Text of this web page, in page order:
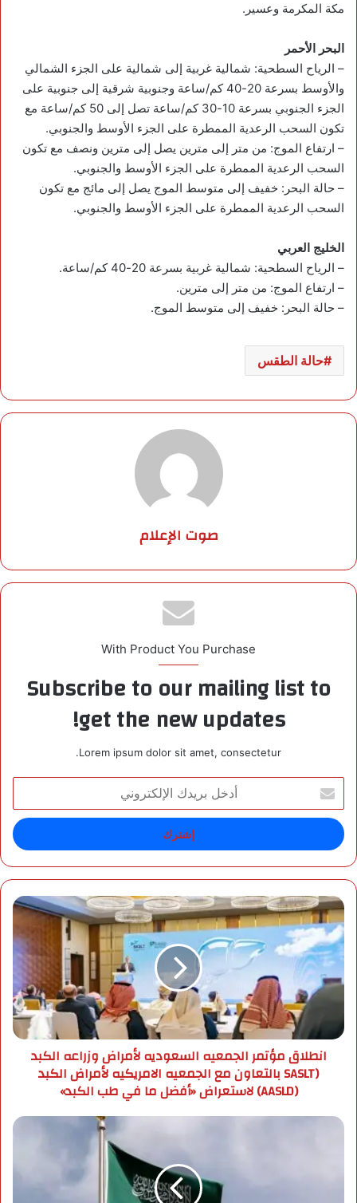
مكة المكرمة وعسير.
البحر الأحمر
– الرياح السطحية: شمالية غربية إلى شمالية على الجزء الشمالي
والأوسط بسرعة 20-40 كم/ساعة وجنوبية شرقية إلى جنوبية على
الجزء الجنوبي بسرعة 10-30 كم/ساعة تصل إلى 50 كم/ساعة مع
تكون السحب الرعدية الممطرة على الجزء الأوسط والجنوبي.
– ارتفاع الموج: من متر إلى مترين يصل إلى مترين ونصف مع تكون
السحب الرعدية الممطرة على الجزء الأوسط والجنوبي.
– حالة البحر: خفيف إلى متوسط الموج يصل إلى مائج مع تكون
السحب الرعدية الممطرة على الجزء الأوسط والجنوبي.
الخليج العربي
– الرياح السطحية: شمالية غربية بسرعة 20-40 كم/ساعة.
– ارتفاع الموج: من متر إلى مترين.
– حالة البحر: خفيف إلى متوسط الموج.
حالة الطقس
صوت الإعلام
With Product You Purchase
Subscribe to our mailing list to
get the new updates!
Lorem ipsum dolor sit amet, consectetur.
خ
ل
ر
د
ك
ا
ل
إ
ل
ك
ت
ر
ا
ن
ط
ل
ا
ق
ؤ
ت
ج
انطلاق مؤتمر الجمعيه السعوديه لأمراض وزراعه الكبد
(SASLT بالتعاون مع الجمعيه الامريكيه لأمراض الكبد
(AASLD) لاستعراض «أفضل ما في طب الكبد»
ر